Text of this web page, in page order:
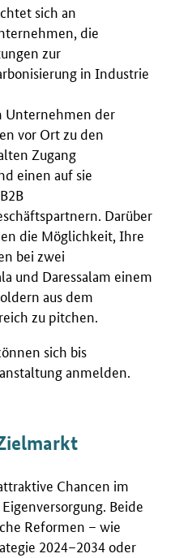
sich an
die
zur
in Industrie
Unternehmen der
vor Ort zu den
Zugang
einen auf sie
Darüber
die Möglichkeit, Ihre
bei zwei
und Daressalam einem
aus dem
zu pitchen.
sich bis
anmelden.
Chancen im
Beide
Reformen – wie
2024–2034 oder